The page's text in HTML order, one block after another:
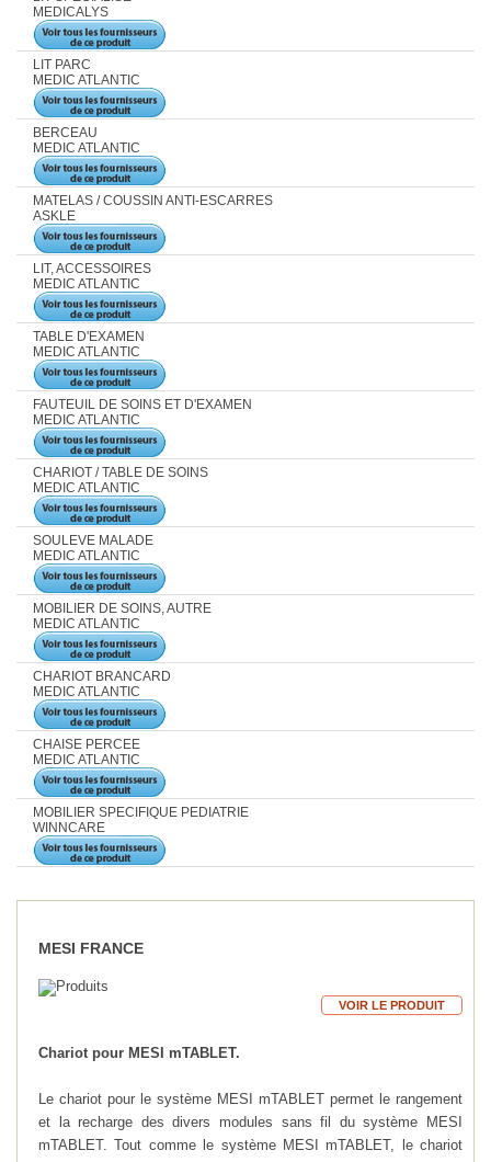
MEDICALYS
LIT PARC
MEDIC ATLANTIC
BERCEAU
MEDIC ATLANTIC
MATELAS / COUSSIN ANTI-ESCARRES
ASKLE
LIT, ACCESSOIRES
MEDIC ATLANTIC
TABLE D'EXAMEN
MEDIC ATLANTIC
FAUTEUIL DE SOINS ET D'EXAMEN
MEDIC ATLANTIC
CHARIOT / TABLE DE SOINS
MEDIC ATLANTIC
SOULEVE MALADE
MEDIC ATLANTIC
MOBILIER DE SOINS, AUTRE
MEDIC ATLANTIC
CHARIOT BRANCARD
MEDIC ATLANTIC
CHAISE PERCEE
MEDIC ATLANTIC
MOBILIER SPECIFIQUE PEDIATRIE
WINNCARE
MESI FRANCE
VOIR LE PRODUIT
Chariot pour MESI mTABLET.
Le chariot pour le système MESI mTABLET permet le rangement
et la recharge des divers modules sans fil du système MESI
mTABLET. Tout comme le système MESI mTABLET, le chariot